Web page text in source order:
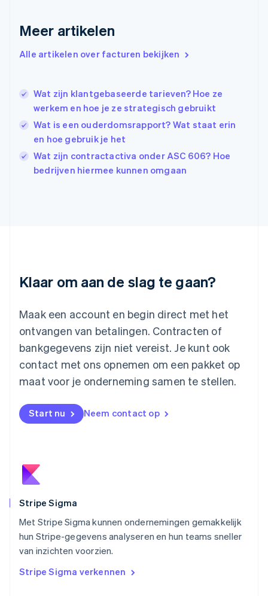
Meer artikelen
Alle artikelen over facturen bekijken
Wat zijn klantgebaseerde tarieven? Hoe ze
werkem en hoe je ze strategisch gebruikt
Wat is een ouderdomsrapport? Wat staat erin
en hoe gebruik je het
Wat zijn contractactiva onder ASC 606? Hoe
bedrijven hiermee kunnen omgaan
Klaar om aan de slag te gaan?
Maak een account en begin direct met het
ontvangen van betalingen. Contracten of
bankgegevens zijn niet vereist. Je kunt ook
contact met ons opnemen om een pakket op
maat voor je onderneming samen te stellen.
Start nu Neem contact op
Stripe Sigma
Met Stripe Sigma kunnen ondernemingen gemakkelijk
hun Stripe-gegevens analyseren en hun teams sneller
van inzichten voorzien.
Stripe Sigma verkennen
Hongarije
Hongkong SAR, China
English
English
Italië
Italiano English
日本語English
Kroatië
FrançaisDeutschEnglish
English
Malta
English
Mexico
Nederland
NederlandsEnglish
English
Noorwegen
Polen
PortuguêsEnglish
English
Singapore
English简体中文
EnglishItaliano